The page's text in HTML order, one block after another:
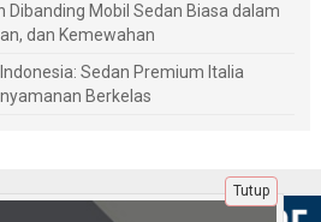
Dibanding Mobil Sedan Biasa dalam
dan Kemewahan
Sedan Premium Italia
Berkelas
Tutup